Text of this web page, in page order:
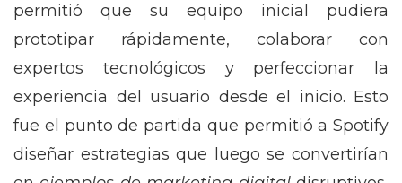
permitió que su equipo inicial pudiera
prototipar rápidamente, colaborar con
expertos tecnológicos y perfeccionar la
experiencia del usuario desde el inicio. Esto
fue el punto de partida que permitió a Spotify
diseñar estrategias que luego se convertirían